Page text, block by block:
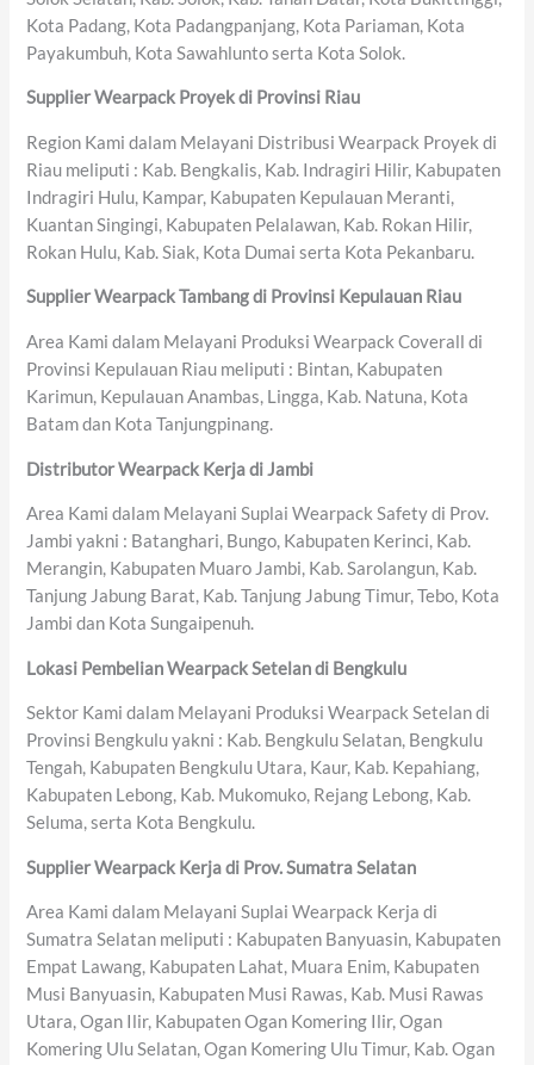
Kota Padang, Kota Padangpanjang, Kota Pariaman, Kota
Payakumbuh, Kota Sawahlunto serta Kota Solok.
Supplier Wearpack Proyek di Provinsi Riau
Region Kami dalam Melayani Distribusi Wearpack Proyek di
Riau meliputi : Kab. Bengkalis, Kab. Indragiri Hilir, Kabupaten
Indragiri Hulu, Kampar, Kabupaten Kepulauan Meranti,
Kuantan Singingi, Kabupaten Pelalawan, Kab. Rokan Hilir,
Rokan Hulu, Kab. Siak, Kota Dumai serta Kota Pekanbaru.
Supplier Wearpack Tambang di Provinsi Kepulauan Riau
Area Kami dalam Melayani Produksi Wearpack Coverall di
Provinsi Kepulauan Riau meliputi : Bintan, Kabupaten
Karimun, Kepulauan Anambas, Lingga, Kab. Natuna, Kota
Batam dan Kota Tanjungpinang.
Distributor Wearpack Kerja di Jambi
Area Kami dalam Melayani Suplai Wearpack Safety di Prov.
Jambi yakni : Batanghari, Bungo, Kabupaten Kerinci, Kab.
Merangin, Kabupaten Muaro Jambi, Kab. Sarolangun, Kab.
Tanjung Jabung Barat, Kab. Tanjung Jabung Timur, Tebo, Kota
Jambi dan Kota Sungaipenuh.
Lokasi Pembelian Wearpack Setelan di Bengkulu
Sektor Kami dalam Melayani Produksi Wearpack Setelan di
Provinsi Bengkulu yakni : Kab. Bengkulu Selatan, Bengkulu
Tengah, Kabupaten Bengkulu Utara, Kaur, Kab. Kepahiang,
Kabupaten Lebong, Kab. Mukomuko, Rejang Lebong, Kab.
Seluma, serta Kota Bengkulu.
Supplier Wearpack Kerja di Prov. Sumatra Selatan
Area Kami dalam Melayani Suplai Wearpack Kerja di
Sumatra Selatan meliputi : Kabupaten Banyuasin, Kabupaten
Empat Lawang, Kabupaten Lahat, Muara Enim, Kabupaten
Musi Banyuasin, Kabupaten Musi Rawas, Kab. Musi Rawas
Utara, Ogan Ilir, Kabupaten Ogan Komering Ilir, Ogan
Komering Ulu Selatan, Ogan Komering Ulu Timur, Kab. Ogan